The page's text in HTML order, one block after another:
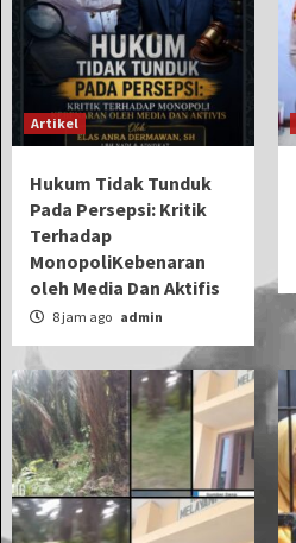
Artikel
Hukum Tidak Tunduk
Pada Persepsi: Kritik
Terhadap
MonopoliKebenaran
oleh Media Dan Aktifis
8 jam ago admin